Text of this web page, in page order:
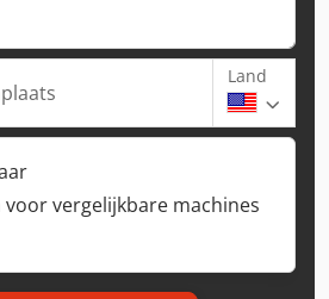
Land
vergelijkbare machines